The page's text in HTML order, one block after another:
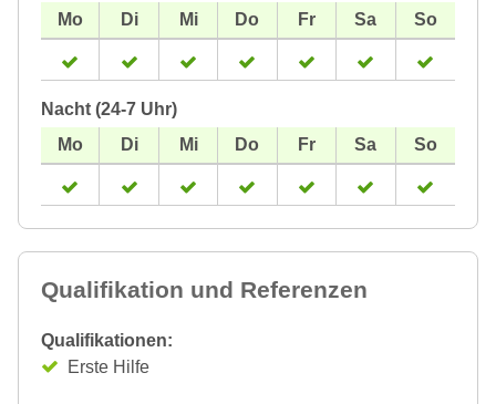
Nacht (24-7 Uhr)
Qualifikation und Referenzen
Qualifikationen:
Erste Hilfe